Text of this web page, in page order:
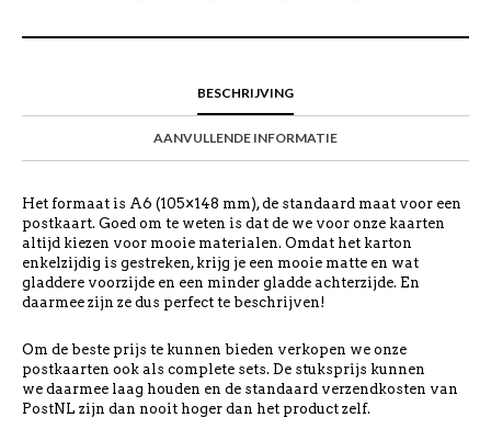
BESCHRIJVING
AANVULLENDE INFORMATIE
Het formaat is A6 (105×148 mm), de standaard maat voor een
postkaart. Goed om te weten is dat de we voor onze kaarten
altijd kiezen voor mooie materialen. Omdat het karton
enkelzijdig is gestreken, krijg je een mooie matte en wat
gladdere voorzijde en een minder gladde achterzijde. En
daarmee zijn ze dus perfect te beschrijven!
Om de beste prijs te kunnen bieden verkopen we onze
postkaarten ook als complete sets. De stuksprijs kunnen
we daarmee laag houden en de standaard verzendkosten van
PostNL zijn dan nooit hoger dan het product zelf.